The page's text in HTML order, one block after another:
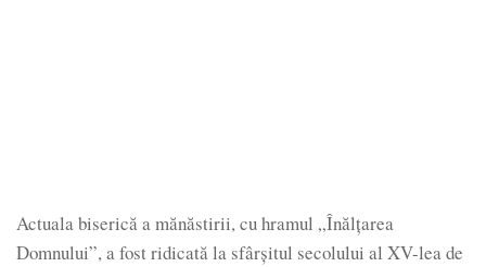
Actuala biserică a mănăstirii, cu hramul „Înălțarea
Domnului”, a fost ridicată la sfârșitul secolului al XV-lea de